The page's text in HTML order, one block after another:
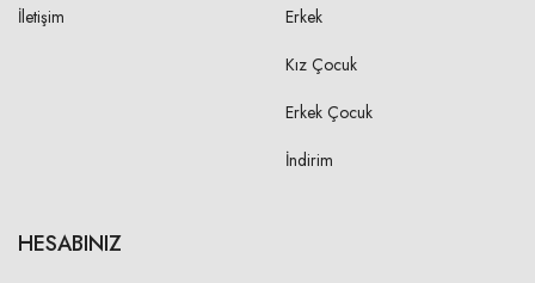
İletişim
Erkek
Kız Çocuk
Erkek Çocuk
İndirim
HESABINIZ